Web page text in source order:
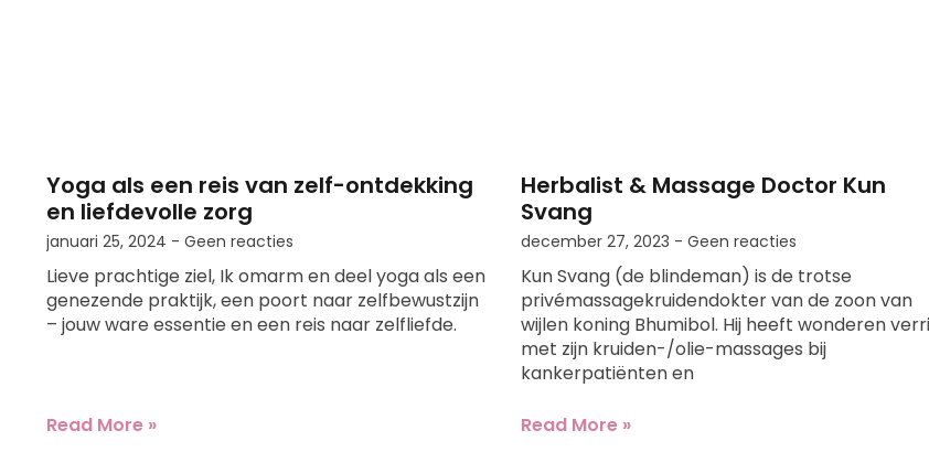
Yoga als een reis van zelf-ontdekking
en liefdevolle zorg
januari 25, 2024 Geen reacties
Lieve prachtige ziel, Ik omarm en deel yoga als een
genezende praktijk, een poort naar zelfbewustzijn
– jouw ware essentie en een reis naar zelfliefde.
Read More »
Herbalist & Massage Doctor Kun
Svang
december 27, 2023 Geen reacties
Kun Svang (de blindeman) is de trotse
privémassagekruidendokter van de zoon van
wijlen koning Bhumibol. Hij heeft wonderen
met zijn kruiden-/olie-massages bij
kankerpatiënten en
Read More »